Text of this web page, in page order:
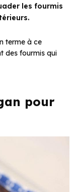
les fourmis
terme à ce
des fourmis qui
pour